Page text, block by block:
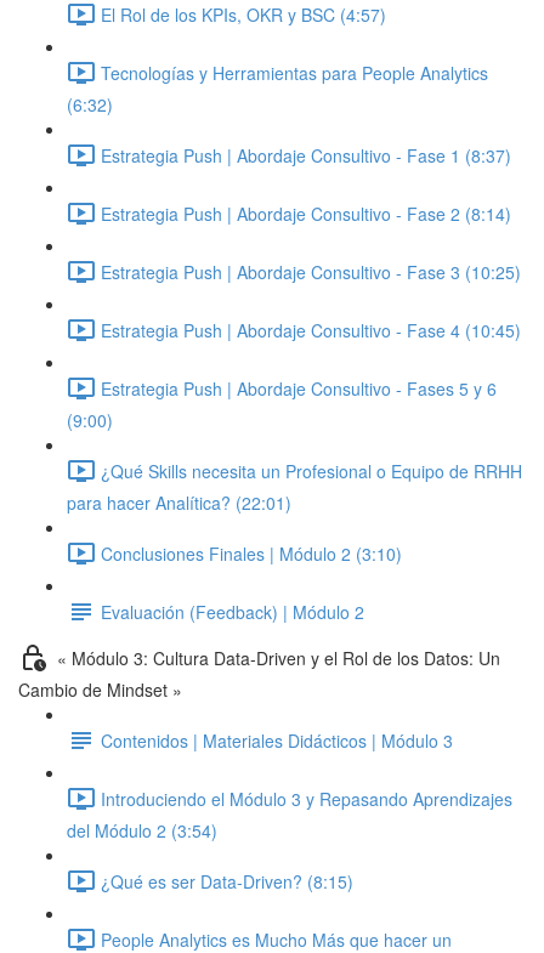
El Rol de los KPIs, OKR y BSC (4:57)
Tecnologías y Herramientas para People Analytics
(6:32)
Estrategia Push | Abordaje Consultivo - Fase 1 (8:37)
Estrategia Push | Abordaje Consultivo - Fase 2 (8:14)
Estrategia Push | Abordaje Consultivo - Fase 3 (10:25)
Estrategia Push | Abordaje Consultivo - Fase 4 (10:45)
Estrategia Push | Abordaje Consultivo - Fases 5 y 6
(9:00)
¿Qué Skills necesita un Profesional o Equipo de RRHH
para hacer Analítica? (22:01)
Conclusiones Finales | Módulo 2 (3:10)
Evaluación (Feedback) | Módulo 2
« Módulo 3: Cultura Data-Driven y el Rol de los Datos: Un
Cambio de Mindset »
Contenidos | Materiales Didácticos | Módulo 3
Introduciendo el Módulo 3 y Repasando Aprendizajes
del Módulo 2 (3:54)
¿Qué es ser Data-Driven? (8:15)
People Analytics es Mucho Más que hacer un